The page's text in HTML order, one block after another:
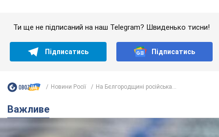
Банки "готуються" до нового курсу долара:
українцям розповіли, чого очікувати
найближчими днями